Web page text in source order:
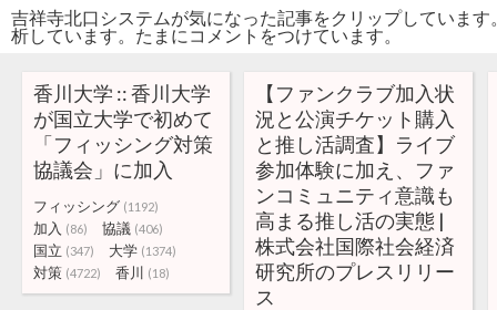
吉祥寺北口システムが気になった記事をクリップしていま
析しています。たまにコメントをつけています。
香川大学 :: 香川大学
が国立大学で初めて
「フィッシング対策
協議会」に加入
フィッシング (1192)
加入 (86) 協議 (406)
国立 (347) 大学 (1374)
対策 (4722) 香川 (18)
【ファンクラブ加入状
況と公演チケット購入
と推し活調査】ライブ
参加体験に加え、ファ
ンコミュニティ意識も
高まる推し活の実態 |
株式会社国際社会経済
研究所のプレスリリー
ス